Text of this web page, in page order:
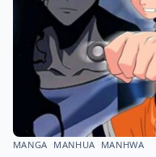
MANGA MANHUA MANHWA